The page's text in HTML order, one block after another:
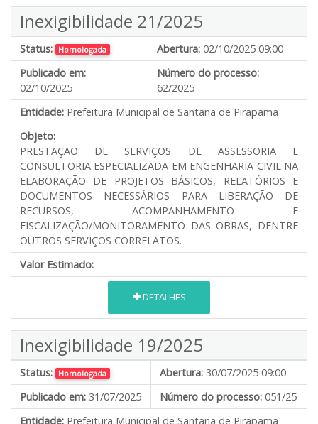
Inexigibilidade 21/2025
Status: Homologada Abertura: 02/10/2025 09:00
Publicado em:
02/10/2025
Número do processo:
62/2025
Entidade: Prefeitura Municipal de Santana de Pirapama
Objeto:
PRESTAÇÃO DE SERVIÇOS DE ASSESSORIA E
CONSULTORIA ESPECIALIZADA EM ENGENHARIA CIVIL NA
ELABORAÇÃO DE PROJETOS BÁSICOS, RELATÓRIOS E
DOCUMENTOS NECESSÁRIOS PARA LIBERAÇÃO DE
RECURSOS, ACOMPANHAMENTO E
FISCALIZAÇÃO/MONITORAMENTO DAS OBRAS, DENTRE
OUTROS SERVIÇOS CORRELATOS.
Valor Estimado: ---
DETALHES
Inexigibilidade 19/2025
Status: Homologada Abertura: 30/07/2025 09:00
Publicado em: 31/07/2025 Número do processo: 051/25
Entidade: Prefeitura Municipal de Santana de Pirapama